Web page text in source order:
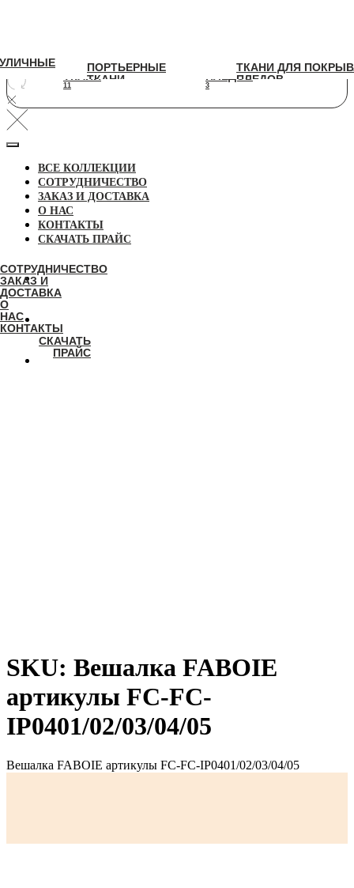
СОТРУДНИЧЕСТВО
ЗАКАЗ И
ДОСТАВКА
О
НАС
КОНТАКТЫ
СКАЧАТЬ
ПРАЙС
ПОРТЬЕРНЫЕ
ТКАНИ
11
ТКАНИ ДЛЯ ПОКРЫВАЛ И
ПЛЕДОВ
3
ПОРТЬЕРНЫЕ
ТКАНИ
ТКАНИ ДЛЯ
ПЛЕДОВ
УЛИЧНЫЕ
ВСЕ КОЛЛЕКЦИИ
СОТРУДНИЧЕСТВО
ЗАКАЗ И ДОСТАВКА
О НАС
КОНТАКТЫ
СКАЧАТЬ ПРАЙС
SKU: Вешалка FABOIE
артикулы FC-FC-
IP0401/02/03/04/05
Вешалка FABOIE артикулы FC-FC-IP0401/02/03/04/05